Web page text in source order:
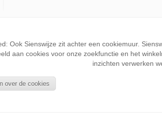
Ook Sienswijze zit achter een cookiemuur.
aan cookies voor onze zoekfunctie en het
inzichten verwerken
over de cookies